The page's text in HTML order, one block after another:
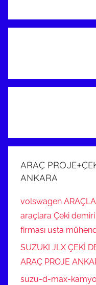
ARAÇ
ANKARA
volswagen
araçlara Çeki
firması usta
SUZUKI JLX ÇEKİ
ARAÇ PROJE
suzu-d-max-